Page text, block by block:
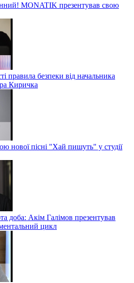
MONATIK презентував свою
правила безпеки від начальника
Киричка
нової пісні "Хай пишуть" у студії
доба: Акім Галімов презентував
цикл